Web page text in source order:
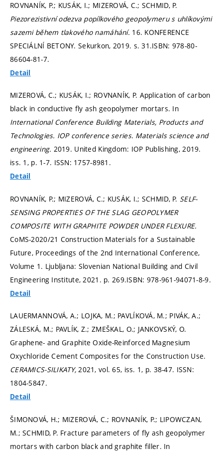
ROVNANÍK, P.; KUSÁK, I.; MIZEROVÁ, C.; SCHMID, P.
Piezorezistivní odezva popílkového geopolymeru s uhlíkovými
sazemi během tlakového namáhání. 16. KONFERENCE
SPECIÁLNÍ BETONY. Sekurkon, 2019. s. 31.ISBN: 978-80-
86604-81-7.
Detail
MIZEROVÁ, C.; KUSÁK, I.; ROVNANÍK, P. Application of carbon
black in conductive fly ash geopolymer mortars. In
International Conference Building Materials, Products and
Technologies. IOP conference series. Materials science and
engineering. 2019. United Kingdom: IOP Publishing, 2019.
iss. 1, p. 1-7. ISSN: 1757-8981.
Detail
ROVNANÍK, P.; MIZEROVÁ, C.; KUSÁK, I.; SCHMID, P. SELF-
SENSING PROPERTIES OF THE SLAG GEOPOLYMER
COMPOSITE WITH GRAPHITE POWDER UNDER FLEXURE.
CoMS-2020/21 Construction Materials for a Sustainable
Future, Proceedings of the 2nd International Conference,
Volume 1. Ljubljana: Slovenian National Building and Civil
Engineering Institute, 2021. p. 269.ISBN: 978-961-94071-8-9.
Detail
LAUERMANNOVÁ, A.; LOJKA, M.; PAVLÍKOVÁ, M.; PIVÁK, A.;
ZÁLESKÁ, M.; PAVLÍK, Z.; ZMEŠKAL, O.; JANKOVSKÝ, O.
Graphene- and Graphite Oxide-Reinforced Magnesium
Oxychloride Cement Composites for the Construction Use.
CERAMICS-SILIKATY,2021, vol. 65, iss. 1, p. 38-47. ISSN:
1804-5847.
Detail
ŠIMONOVÁ, H.; MIZEROVÁ, C.; ROVNANÍK, P.; LIPOWCZAN,
M.; SCHMID, P. Fracture parameters of fly ash geopolymer
mortars with carbon black and graphite filler. In